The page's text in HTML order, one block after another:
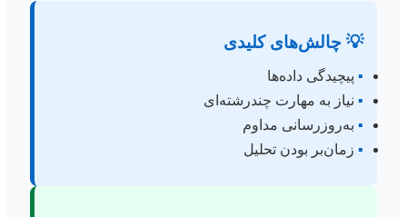
💡 چالش‌های کلیدی
▪️ پیچیدگی داده‌ها
▪️ نیاز به مهارت چندرشته‌ای
▪️ به‌روزرسانی مداوم
▪️ زمان‌بر بودن تحلیل